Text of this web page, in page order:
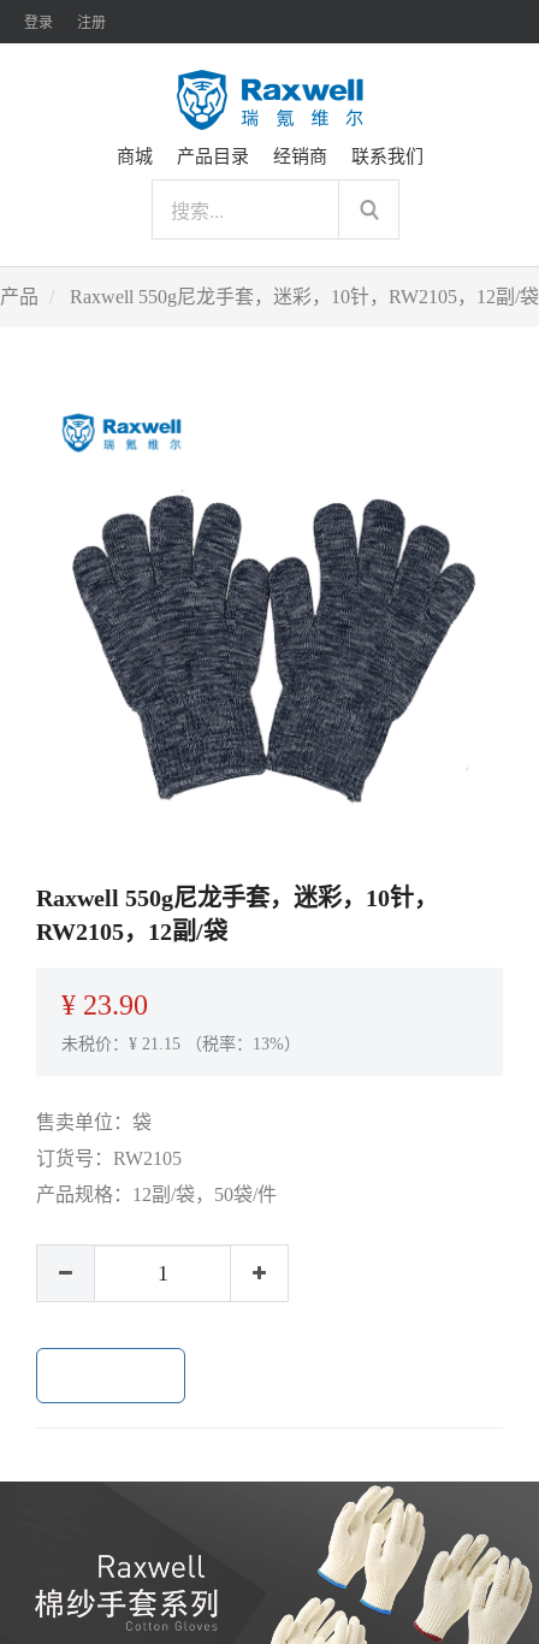
登录 注册
商城 产品目录 经销商 联系我们
产品 Raxwell 550g尼龙手套，迷彩，10针，RW2105，12副/袋
Raxwell 550g尼龙手套，迷彩，10针，
RW2105，12副/袋
¥ 23.90
未税价：¥ 21.15 （税率：13%）
售卖单位： 袋
订货号： RW2105
产品规格： 12副/袋，50袋/件